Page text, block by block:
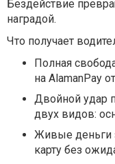
Бездействие
наградой.
Что получает
Полная
на AlamanPay
Двойной удар
двух видов:
Живые деньги
карту без